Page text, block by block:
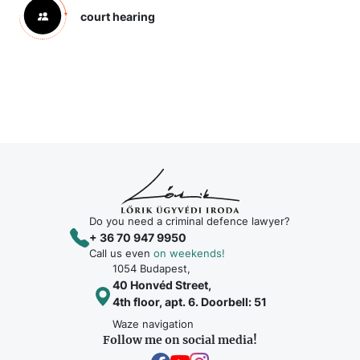
court hearing
Do you need a criminal defence lawyer?
+ 36 70 947 9950
Call us even on weekends!
1054 Budapest,
40 Honvéd Street,
4th floor, apt. 6. Doorbell: 51
Waze navigation
Follow me on social media!